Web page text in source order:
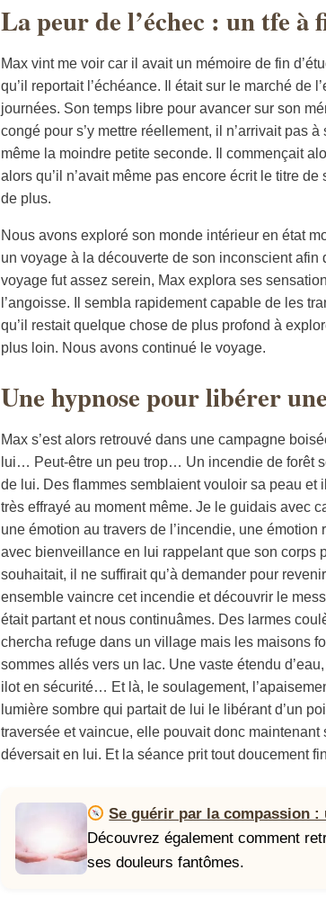
La peur de l’échec : un tfe à
Max vint me voir car il avait un mémoire de fin
qu’il reportait l’échéance. Il était sur le marché de
journées. Son temps libre pour avancer sur son
congé pour s’y mettre réellement, il n’arrivait pas
même la moindre petite seconde. Il commençait
alors qu’il n’avait même pas encore écrit le titre
de plus.
Nous avons exploré son monde intérieur en état
un voyage à la découverte de son inconscient
voyage fut assez serein, Max explora ses
l’angoisse. Il sembla rapidement capable de les
qu’il restait quelque chose de plus profond à
plus loin. Nous avons continué le voyage.
Une hypnose pour libérer
Max s’est alors retrouvé dans une campagne
lui… Peut-être un peu trop… Un incendie de forêt
de lui. Des flammes semblaient vouloir sa peau et
très effrayé au moment même. Je le guidais avec
une émotion au travers de l’incendie, une
avec bienveillance en lui rappelant que son corps
souhaitait, il ne suffirait qu’à demander pour
ensemble vaincre cet incendie et découvrir le
était partant et nous continuâmes. Des larmes
chercha refuge dans un village mais les maisons
sommes allés vers un lac. Une vaste étendu
ilot en sécurité… Et là, le soulagement,
lumière sombre qui partait de lui le libérant d’un
traversée et vaincue, elle pouvait donc
déversait en lui. Et la séance prit tout doucement
Se guérir par la compassion
Découvrez également comment
ses douleurs fantômes.